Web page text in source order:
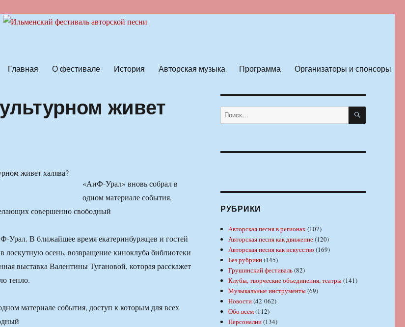
Главная О фестивале История Авторская музыка Программа Организаторы и спонсоры
живет
«АиФ-Урал» вновь собрал в
одном материале события,
совершенно свободный
Урал. В ближайшее время екатеринбуржцев и гостей
лоскутную осень, возвращение киноклуба библиотеки
выставка Валентины Тугановой, которая расскажет
тепло.
материале события, доступ к которым для всех
Искать: ПОИСК
РУБРИКИ
Авторская песня в регионах(107)
Авторская песня как движение(120)
Авторская песня как искусство (169)
Без рубрики(145)
Грушинский фестиваль(82)
Клубы, творческие объединения, театры(141)
Музыкальные инструменты(69)
Новости(42 062)
Обо всем(112)
Персоналии(134)